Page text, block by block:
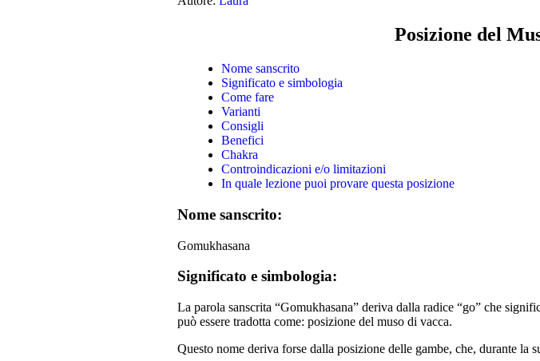
Posizione del
Nome sanscrito
Significato e simbologia
Come fare
Varianti
Consigli
Benefici
Chakra
Controindicazioni e/o limitazioni
In quale lezione puoi provare questa posizione
Nome sanscrito:
Gomukhasana
Significato e simbologia:
La parola sanscrita “Gomukhasana” deriva dalla radice “go” che
può essere tradotta come: posizione del muso di vacca.
Questo nome deriva forse dalla posizione delle gambe, che, durante la